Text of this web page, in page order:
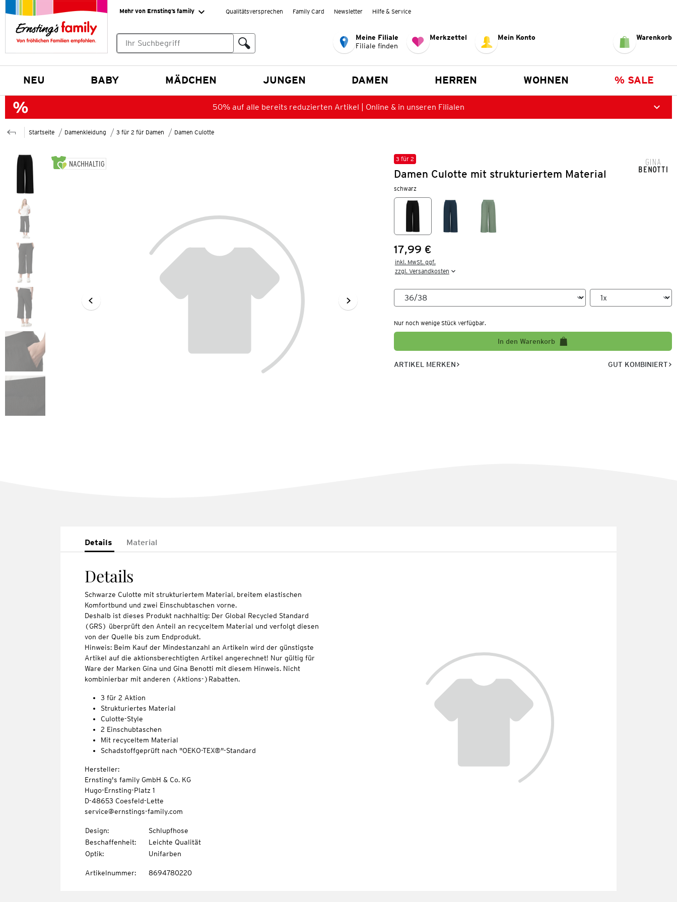
Mehr von Ernsting’s family Qualitätsversprechen Family Card Newsletter Hilfe & Service
Meine Filiale
Filiale finden
Merkzettel Mein Konto Warenkorb
NEU BABY MÄDCHEN JUNGEN DAMEN HERREN WOHNEN % SALE
50% auf alle bereits reduzierten Artikel | Online & in unseren Filialen
Startseite Damenkleidung 3 für 2 für Damen Damen Culotte
NACHHALTIG
3 für 2
Damen Culotte mit strukturiertem Material
schwarz
Preis:
17,99 €
inkl. MwSt. ggf.
zzgl. Versandkosten
Nur noch wenige Stück verfügbar.
In den Warenkorb
ARTIKEL MERKEN GUT KOMBINIERT
Details Material
Details
Schwarze Culotte mit strukturiertem Material, breitem elastischen
Komfortbund und zwei Einschubtaschen vorne.
Deshalb ist dieses Produkt nachhaltig: Der Global Recycled Standard
(GRS) überprüft den Anteil an recyceltem Material und verfolgt diesen
von der Quelle bis zum Endprodukt.
Hinweis: Beim Kauf der Mindestanzahl an Artikeln wird der günstigste
Artikel auf die aktionsberechtigten Artikel angerechnet! Nur gültig für
Ware der Marken Gina und Gina Benotti mit diesem Hinweis. Nicht
kombinierbar mit anderen (Aktions-)Rabatten.
3 für 2 Aktion
Strukturiertes Material
Culotte-Style
2 Einschubtaschen
Mit recyceltem Material
Schadstoffgeprüft nach "OEKO-TEX®"-Standard
Hersteller:
Ernsting's family GmbH & Co. KG
Hugo-Ernsting-Platz 1
D-48653 Coesfeld-Lette
service@ernstings-family.com
Design:
Schlupfhose
Beschaffenheit:
Leichte Qualität
Optik: Unifarben
Artikelnummer: 8694780220